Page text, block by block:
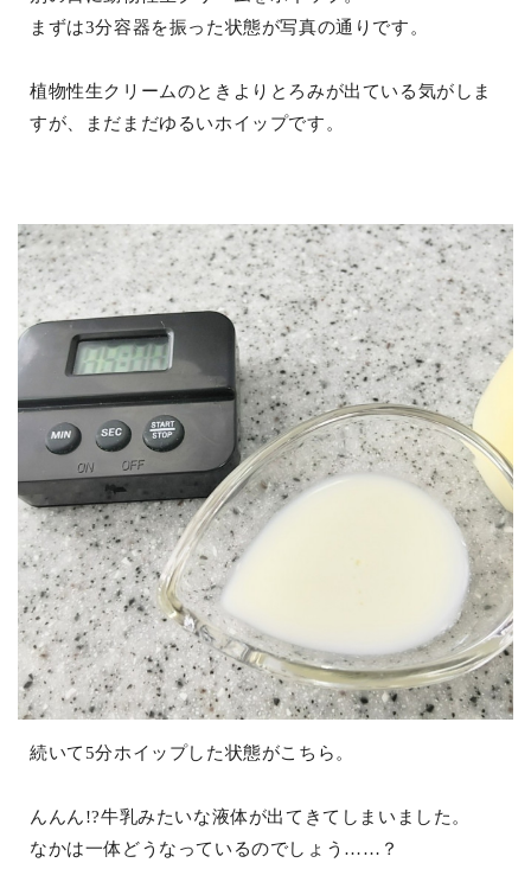
まずは3分容器を振った状態が写真の通りです。
植物性生クリームのときよりとろみが出ている気がしま
すが、まだまだゆるいホイップです。
続いて5分ホイップした状態がこちら。
んんん!?牛乳みたいな液体が出てきてしまいました。
なかは一体どうなっているのでしょう……？